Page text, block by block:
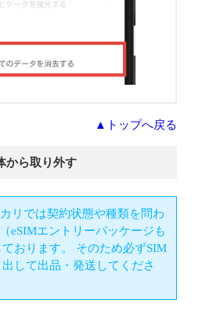
▲トップへ戻る
から取り外す
リでは契約状態や種類を問わ
eSIMエントリーパッケージも
おります。 そのため必ずSIM
して出品・発送してくださ